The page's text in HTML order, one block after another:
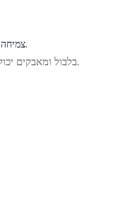
צמיחה היא לא נוחה כי מעולם לא היית כאן לפני כן.
בלבול ומאבקים יכולים להיות סימנים לכך שאתה בדרך הנכונה.